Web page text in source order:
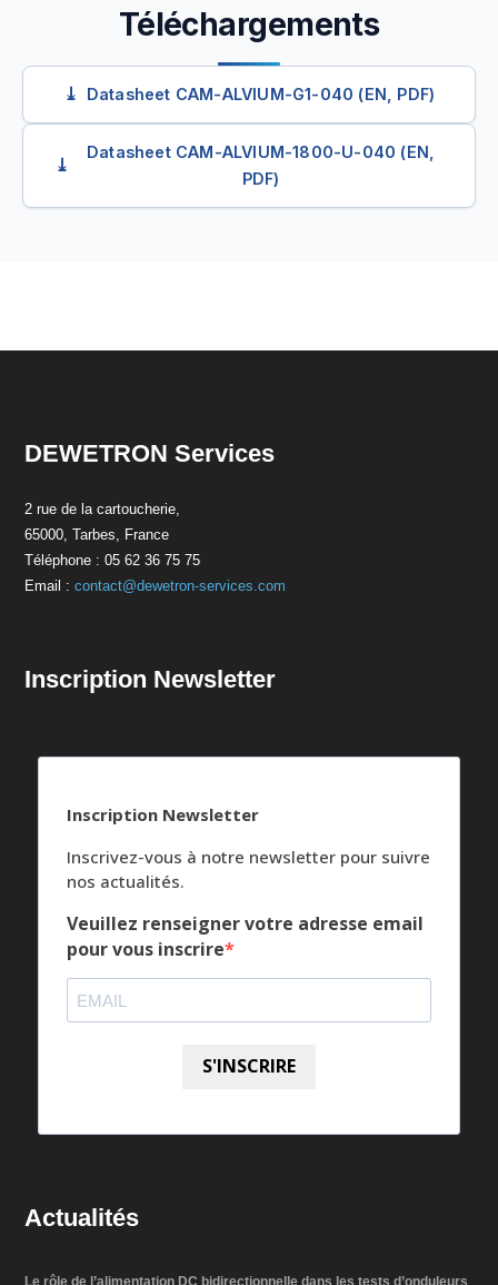
Téléchargements
Datasheet CAM-ALVIUM-G1-040 (EN, PDF)
Datasheet CAM-ALVIUM-1800-U-040 (EN,
PDF)
DEWETRON Services
2 rue de la cartoucherie,
65000, Tarbes, France
Téléphone : 05 62 36 75 75
Email :contact@dewetron-services.com
Inscription Newsletter
Inscription Newsletter
Inscrivez-vous à notre newsletter pour suivre
nos actualités.
Veuillez renseigner votre adresse email
pour vous inscrire
S'INSCRIRE
Actualités
Le rôle de l’alimentation DC bidirectionnelle dans les tests d’onduleurs